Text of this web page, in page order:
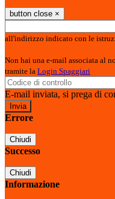
button close ×
all'indirizzo indicato con le
Non hai una e-mail associata al
tramite la Login Spaggiari
E-mail inviata, si prega di
Errore
Chiudi
Successo
Chiudi
Informazione